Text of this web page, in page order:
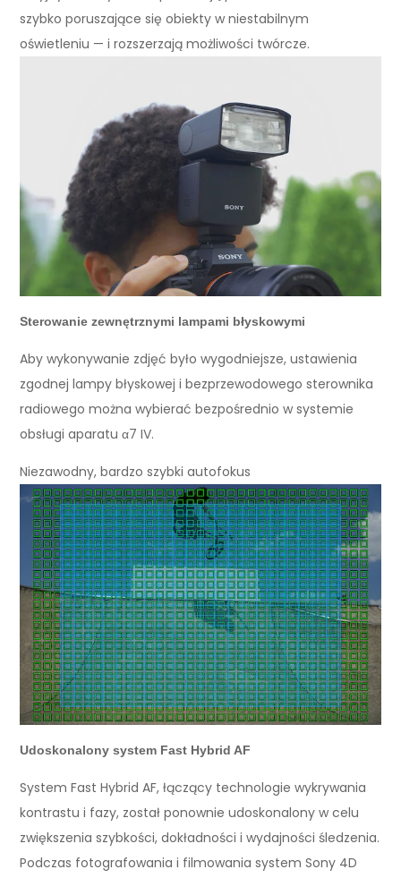
szybko poruszające się obiekty w niestabilnym
oświetleniu — i rozszerzają możliwości twórcze.
Sterowanie zewnętrznymi lampami błyskowymi
Aby wykonywanie zdjęć było wygodniejsze, ustawienia
zgodnej lampy błyskowej i bezprzewodowego sterownika
radiowego można wybierać bezpośrednio w systemie
obsługi aparatu α7 IV.
Niezawodny, bardzo szybki autofokus
Udoskonalony system Fast Hybrid AF
System Fast Hybrid AF, łączący technologie wykrywania
kontrastu i fazy, został ponownie udoskonalony w celu
zwiększenia szybkości, dokładności i wydajności śledzenia.
Podczas fotografowania i filmowania system Sony 4D